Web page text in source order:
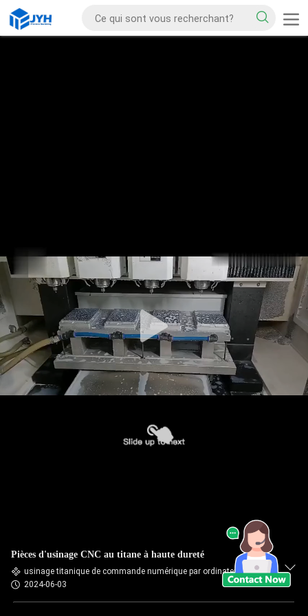
Pièces d'usinage CNC au titane à haute dureté
usinage titanique de commande numérique par ordinateur
2024-06-03